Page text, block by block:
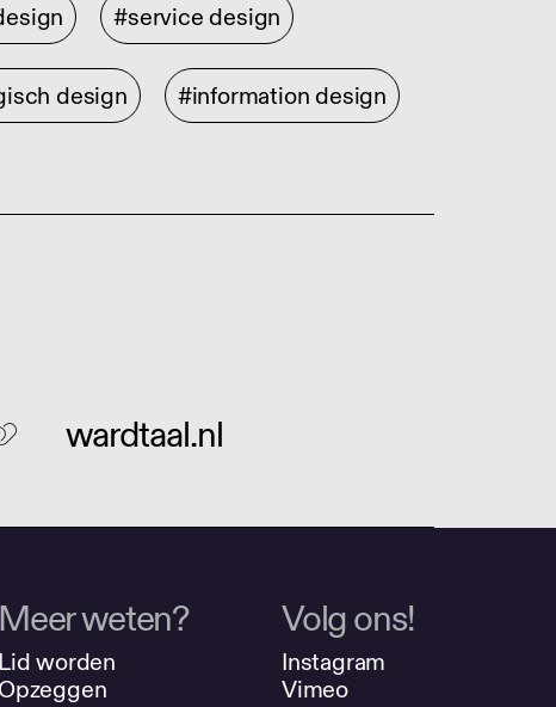
#service design
design #information design
wardtaal.nl
Meer weten?
Lid worden
Opzeggen
Volg ons!
Instagram
Vimeo